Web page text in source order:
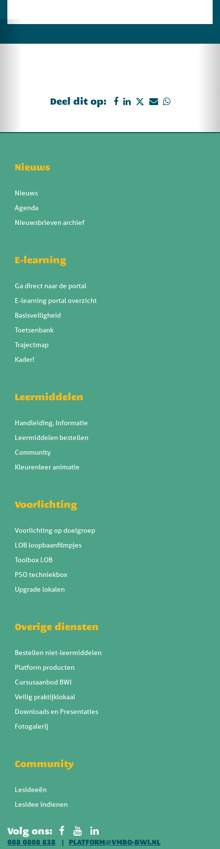
Deel dit op:
Nieuws
Nieuws
Agenda
Nieuwsbrieven archief
E-learning
Ga direct naar de portal
E-learning portal overzicht
Basisveiligheid
Toetsenbank
Trajectmap
Kader!
Leermiddelen
Handleiding, Informatie
Leermiddelen bestellen
Community
Kleurenleer animatie
Voorlichting
Voorlichting op doelgroep
LOB loopbaanfilmpjes
Toolbox LOB
PSO techniekbox
Upgrade lokalen
Overige diensten
Bestellen niet-leermiddelen
Platform producten
Cursusaanbod BWI
Veilig praktijklokaal
Downloads en Presentaties
Fotogalerij
Community
Lesideeën
Lesidee indienen
Volg ons:
088 0808 838
PLATFORM@VMBO-BWI.NL